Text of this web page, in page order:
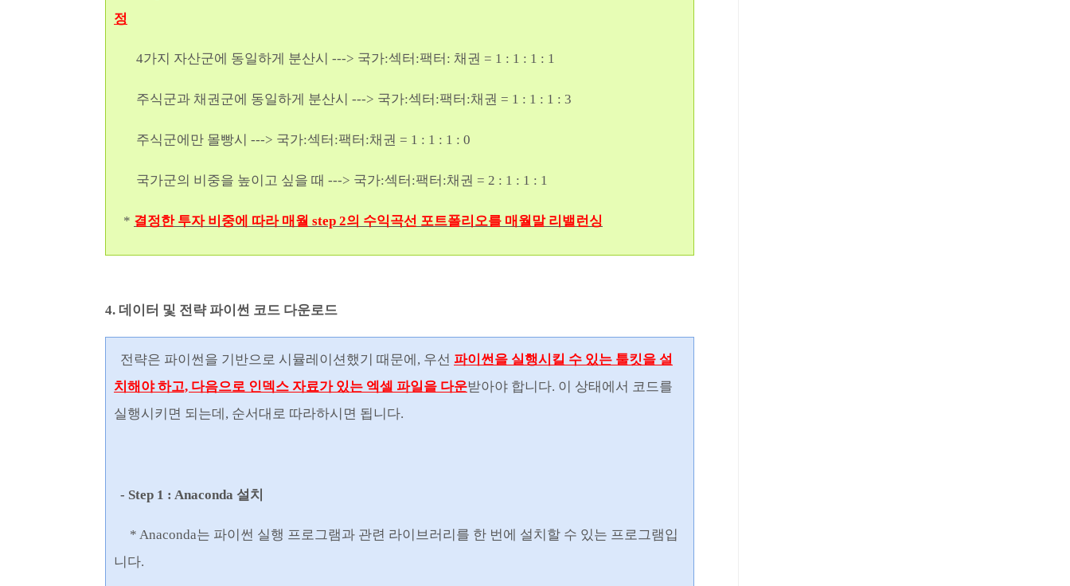
정
4가지 자산군에 동일하게 분산시 ---> 국가:섹터:팩터: 채권 = 1 : 1 : 1 : 1
주식군과 채권군에 동일하게 분산시 ---> 국가:섹터:팩터:채권 = 1 : 1 : 1 : 3
주식군에만 몰빵시 ---> 국가:섹터:팩터:채권 = 1 : 1 : 1 : 0
국가군의 비중을 높이고 싶을 때 ---> 국가:섹터:팩터:채권 = 2 : 1 : 1 : 1
* 결정한 투자 비중에 따라 매월 step 2의 수익곡선 포트폴리오를 매월말 리밸런싱
4. 데이터 및 전략 파이썬 코드 다운로드
전략은 파이썬을 기반으로 시뮬레이션했기 때문에, 우선 파이썬을 실행시킬 수 있는 툴킷을 설
치해야 하고, 다음으로 인덱스 자료가 있는 엑셀 파일을 다운받아야 합니다. 이 상태에서 코드를
실행시키면 되는데, 순서대로 따라하시면 됩니다.
- Step 1 : Anaconda 설치
* Anaconda는 파이썬 실행 프로그램과 관련 라이브러리를 한 번에 설치할 수 있는 프로그램입
니다.